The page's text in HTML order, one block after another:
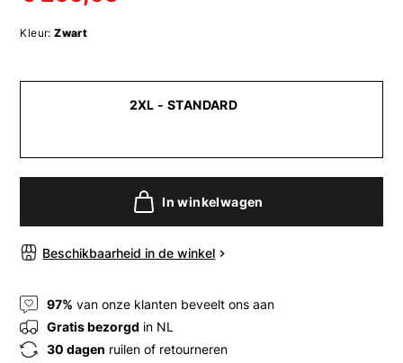
Kleur: Zwart
2XL - STANDARD
In winkelwagen
Beschikbaarheid in de winkel
97% van onze klanten beveelt ons aan
Gratis bezorgd in NL
30 dagen ruilen of retourneren